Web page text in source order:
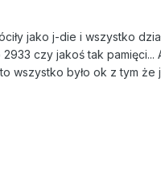
jako j-die i wszystko
czy jakoś tak pamięci...
było ok z tym że